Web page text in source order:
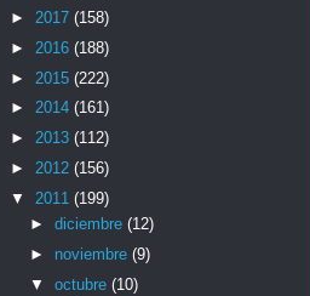
► 2017 (158)
► 2016 (188)
► 2015 (222)
► 2014 (161)
► 2013 (112)
► 2012 (156)
▼ 2011 (199)
► diciembre (12)
► noviembre (9)
▼ octubre (10)